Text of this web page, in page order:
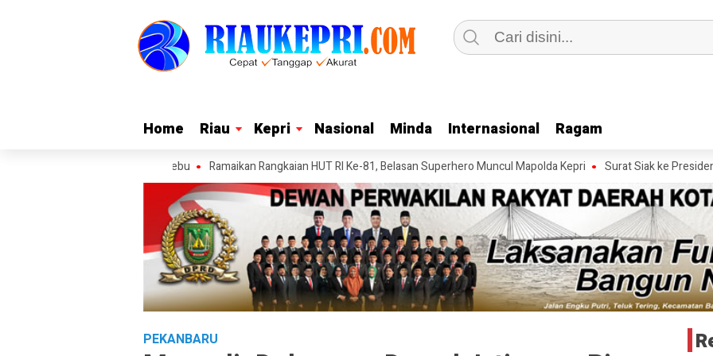
Home Riau Kepri Nasional Minda Internasional Ragam
Home Riau Kepri Nasional Minda Internasional Ragam
Ramaikan Rangkaian HUT RI Ke-81, Belasan Superhero Muncul Mapolda Kepri Surat Siak ke Presiden
PEKANBARU